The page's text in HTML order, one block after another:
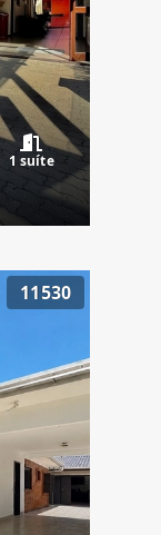
1 suíte
11530